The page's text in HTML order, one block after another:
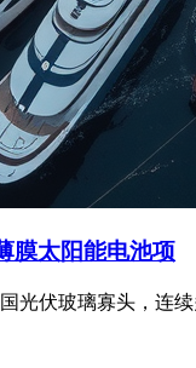
膜太阳能电池项
光伏玻璃寡头，连续